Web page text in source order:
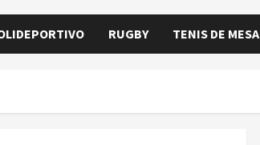
RUGBY TENIS DE MESA